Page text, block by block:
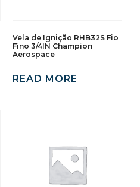
Vela de Ignição RHB32S Fio
Fino 3/4IN Champion
Aerospace
READ MORE